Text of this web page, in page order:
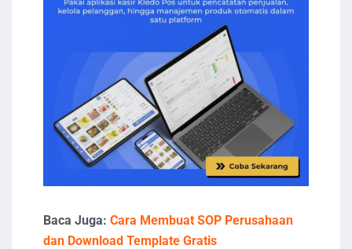
Baca Juga: Cara Membuat SOP Perusahaan
dan Download Template Gratis